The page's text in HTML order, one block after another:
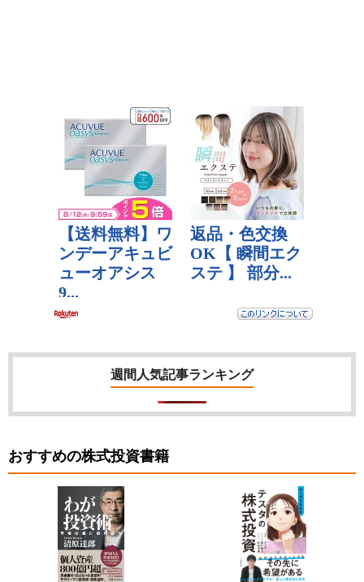
週間人気記事ランキング
おすすめの株式投資書籍